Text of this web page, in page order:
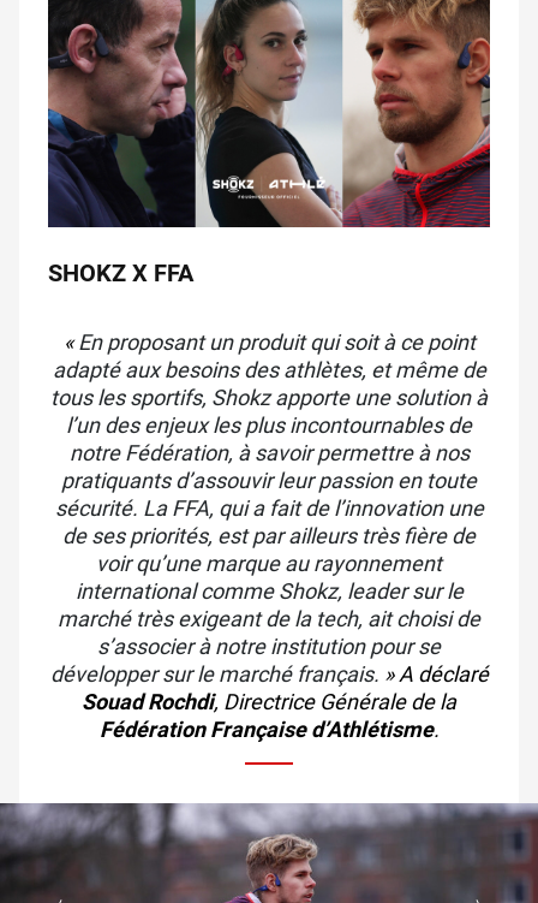
SHOKZ X FFA
«En proposant un produit qui soit à ce point
adapté aux besoins des athlètes, et même de
tous les sportifs, Shokz apporte une solution à
l’un des enjeux les plus incontournables de
notre Fédération, à savoir permettre à nos
pratiquants d’assouvir leur passion en toute
sécurité. La FFA, qui a fait de l’innovation une
de ses priorités, est par ailleurs très fière de
voir qu’une marque au rayonnement
international comme Shokz, leader sur le
marché très exigeant de la tech, ait choisi de
s’associer à notre institution pour se
développer sur le marché français. » Adéclaré
Souad Rochdi, Directrice Générale de la
Fédération Française d’Athlétisme.